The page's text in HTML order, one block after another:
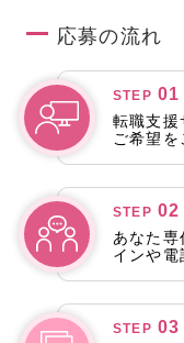
応募の流れ
STEP 01
転職支援
ご希望を
STEP 02
あなた専
インや電
STEP 03